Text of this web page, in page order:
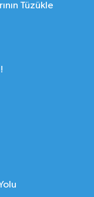
Tüzükle